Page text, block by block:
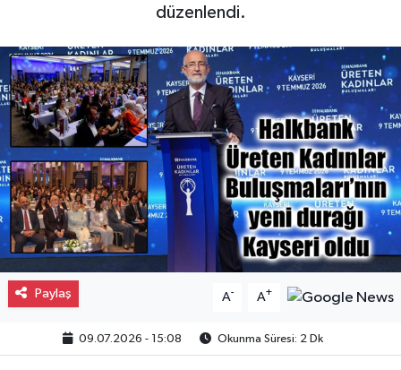
düzenlendi.
Paylaş A- A+
09.07.2026 - 15:08 Okunma Süresi: 2 Dk
Magazin
Gayrimenkul
Spor
Eğitim